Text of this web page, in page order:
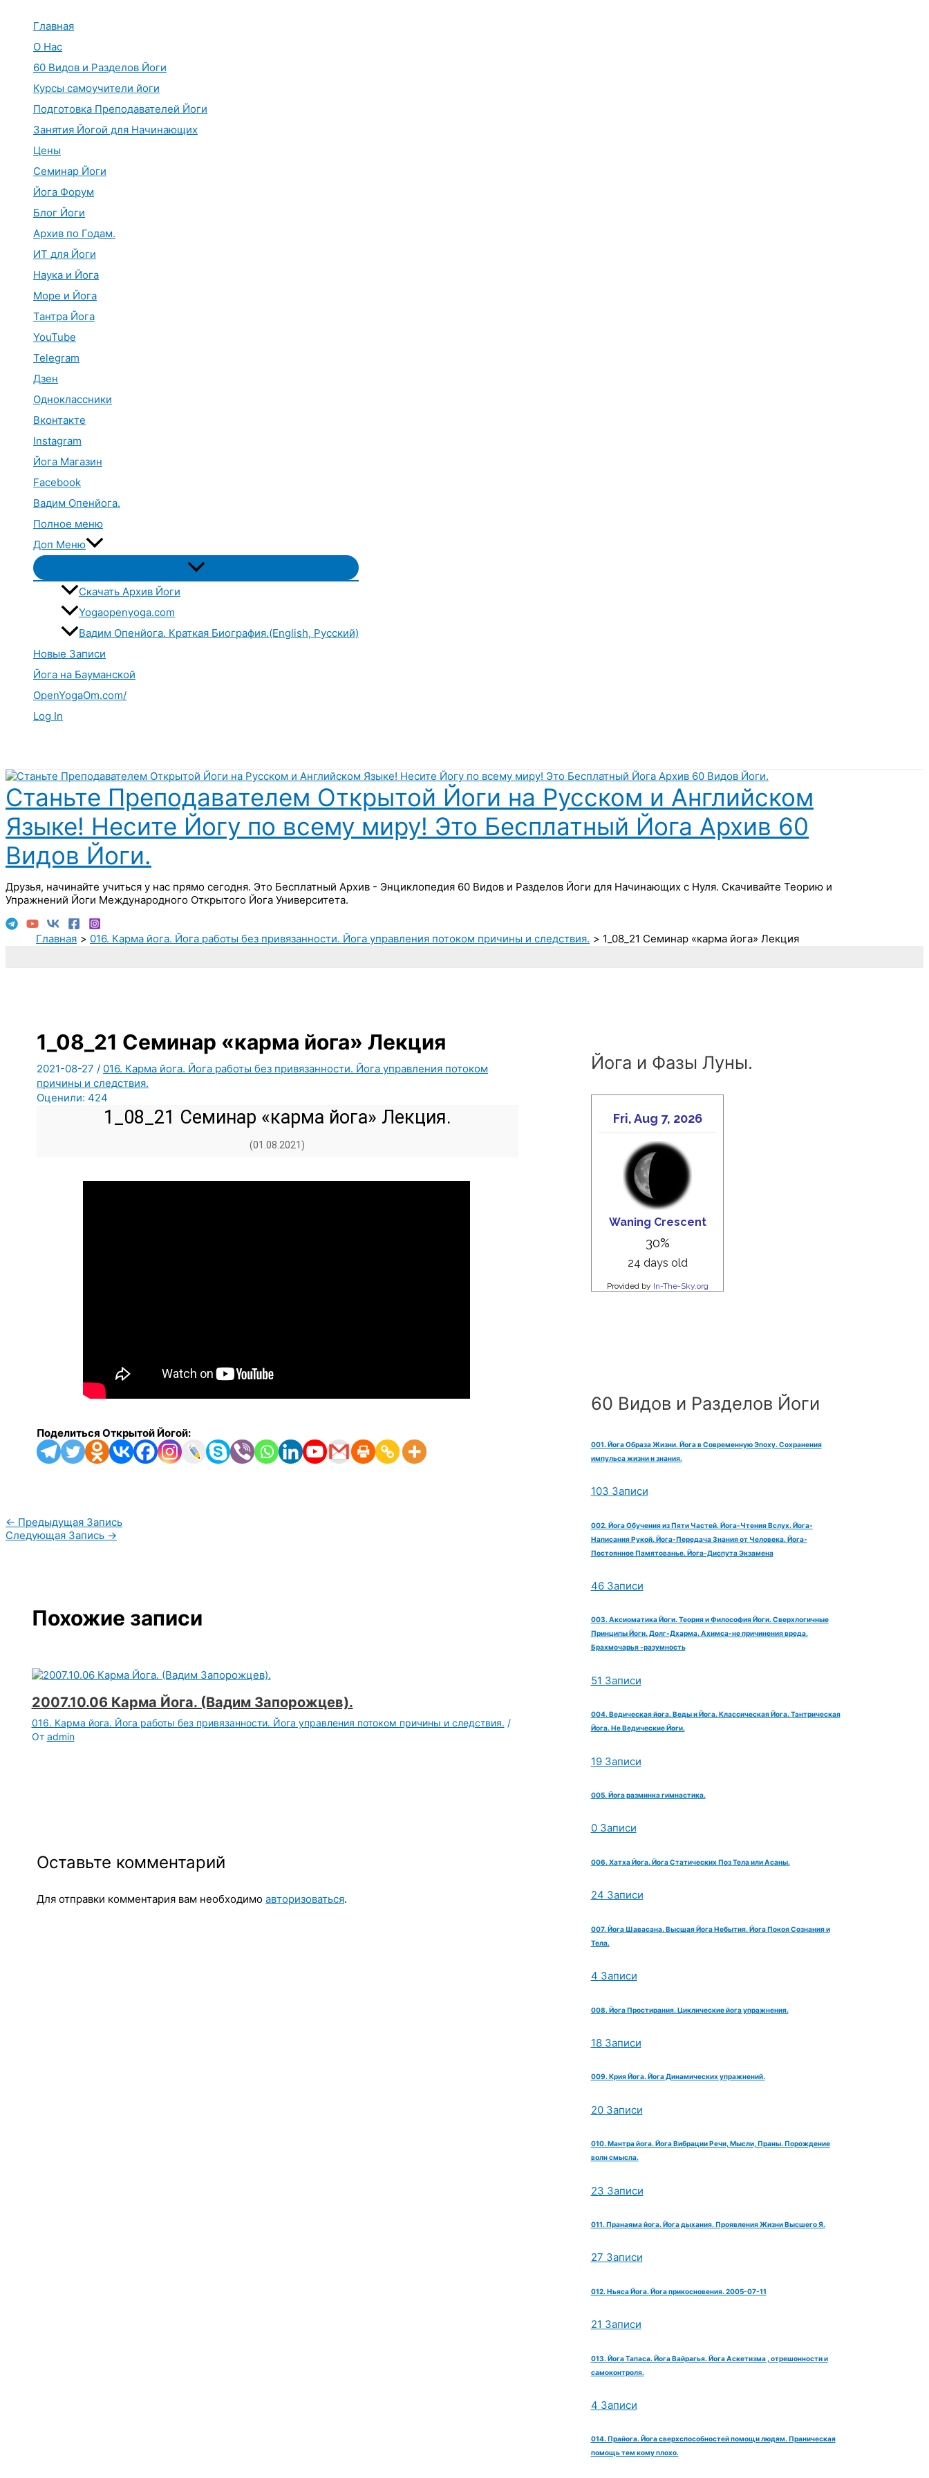
Главная
О Нас
60 Видов и Разделов Йоги
Курсы самоучители йоги
Подготовка Преподавателей Йоги
Занятия Йогой для Начинающих
Цены
Семинар Йоги
Йога Форум
Блог Йоги
Архив по Годам.
ИТ для Йоги
Наука и Йога
Море и Йога
Тантра Йога
YouTube
Telegram
Дзен
Одноклассники
Вконтакте
Instagram
Йога Магазин
Facebook
Вадим Опенйога.
Полное меню
Доп Меню
Переключатель
меню
Скачать Архив Йоги
Yogaopenyoga.com
Вадим Опенйога. Краткая Биография.(English, Русский)
Новые Записи
Йога на Бауманской
OpenYogaOm.com/
Log In
Станьте Преподавателем Открытой Йоги на Русском и Английском
Языке! Несите Йогу по всему миру! Это Бесплатный Йога Архив 60
Видов Йоги.
Друзья, начинайте учиться у нас прямо сегодня. Это Бесплатный Архив - Энциклопедия 60 Видов и Разделов Йоги для Начинающих с Нуля. Скачивайте Теорию и
Упражнений Йоги Международного Открытого Йога Университета.
Главная 016. Карма йога. Йога работы без привязанности. Йога управления потоком причины и следствия. 1_08_21 Семинар «карма йога» Лекция
1_08_21 Семинар «карма йога» Лекция
2021-08-27 / 016. Карма йога. Йога работы без привязанности. Йога управления потоком
причины и следствия.
Оценили: 424
1_08_21 Семинар «карма йога» Лекция.
(01.08.2021)
Поделиться Открытой Йогой:
← Предыдущая Запись
Следующая Запись →
Похожие записи
2007.10.06 Карма Йога. (Вадим Запорожцев).
016. Карма йога. Йога работы без привязанности. Йога управления потоком причины и следствия. /
От admin
Оставьте комментарий
Для отправки комментария вам необходимо авторизоваться.
Йога и Фазы Луны.
60 Видов и Разделов Йоги
001. Йога Образа Жизни. Йога в Современную Эпоху. Сохранения
импульса жизни и знания.
103 Записи
002. Йога Обучения из Пяти Частей. Йога-Чтения Вслух. Йога-
Написания Рукой. Йога-Передача Знания от Человека. Йога-
Постоянное Памятованье. Йога-Диспута Экзамена
46 Записи
003. Аксиоматика Йоги. Теория и Философия Йоги. Сверхлогичные
Принципы Йоги. Долг-Дхарма. Ахимса-не причинения вреда.
Брахмочарья -разумность
51 Записи
004. Ведическая йога. Веды и Йога. Классическая Йога. Тантрическая
Йога. Не Ведические Йоги.
19 Записи
005. Йога разминка гимнастика.
0 Записи
006. Хатха Йога. Йога Статических Поз Тела или Асаны.
24 Записи
007. Йога Шавасана. Высшая Йога Небытия. Йога Покоя Сознания и
Тела.
4 Записи
008. Йога Простирания. Циклические йога упражнения.
18 Записи
009. Крия Йога. Йога Динамических упражнений.
20 Записи
010. Мантра йога. Йога Вибрации Речи, Мысли, Праны. Порождение
волн смысла.
23 Записи
011. Пранаяма йога. Йога дыхания. Проявления Жизни Высшего Я.
27 Записи
012. Ньяса Йога. Йога прикосновения. 2005-07-11
21 Записи
013. Йога Тапаса. Йога Вайрагья. Йога Аскетизма , отрешонности и
самоконтроля.
4 Записи
014. Прайога. Йога сверхспособностей помощи людям. Праническая
помощь тем кому плохо.